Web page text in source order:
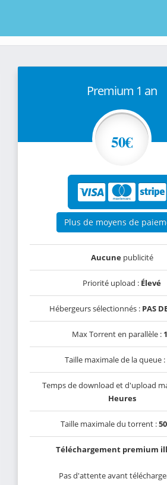
Premium 1 an
50€
Plus de moyens de
Aucunepublicité
Priorité upload : Élevé
Hébergeurs sélectionnés : PAS
Max Torrent en parallèle :
Taille maximale de la queue :
Temps de download et d'upload
Heures
Taille maximale du torrent :
Téléchargement premium
Pas d'attente avant